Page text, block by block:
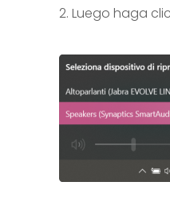
2. Luego haga